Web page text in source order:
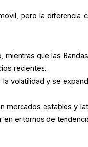
pero la diferencia
que las
recientes.
volatilidad y se
mercados estables y
en entornos de